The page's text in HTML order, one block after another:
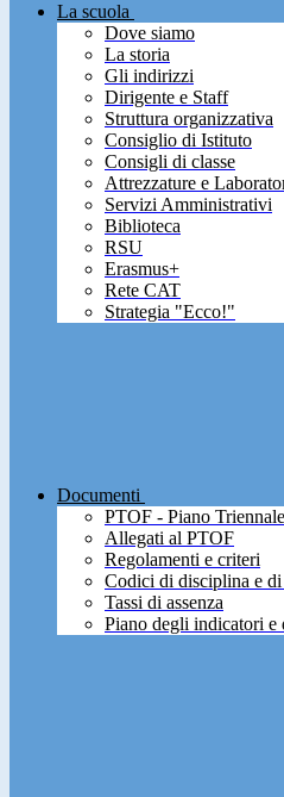
La scuola
Dove siamo
La storia
Gli indirizzi
Dirigente e Staff
Struttura organizzativa
Consiglio di Istituto
Consigli di classe
Attrezzature e
Servizi Amministrativi
Biblioteca
RSU
Erasmus+
Rete CAT
Strategia "Ecco!"
Documenti
PTOF - Piano
Allegati al PTOF
Regolamenti e criteri
Codici di disciplina e
Tassi di assenza
Piano degli indicatori e